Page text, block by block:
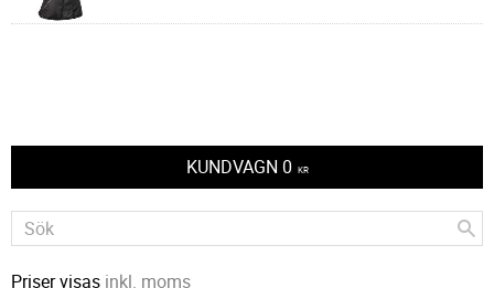
KUNDVAGN 0 KR
Priser visas inkl. moms